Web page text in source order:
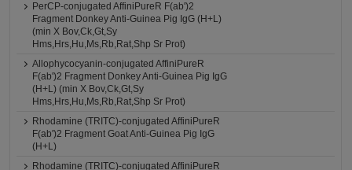
PerCP-conjugated AffiniPureR F(ab')2
Fragment Donkey Anti-Guinea Pig IgG (H+L)
(min X Bov,Ck,Gt,Sy
Hms,Hrs,Hu,Ms,Rb,Rat,Shp Sr Prot)
Allophycocyanin-conjugated AffiniPureR
F(ab')2 Fragment Donkey Anti-Guinea Pig IgG
(H+L) (min X Bov,Ck,Gt,Sy
Hms,Hrs,Hu,Ms,Rb,Rat,Shp Sr Prot)
Rhodamine (TRITC)-conjugated AffiniPureR
F(ab')2 Fragment Goat Anti-Guinea Pig IgG
(H+L)
Rhodamine (TRITC)-conjugated AffiniPureR